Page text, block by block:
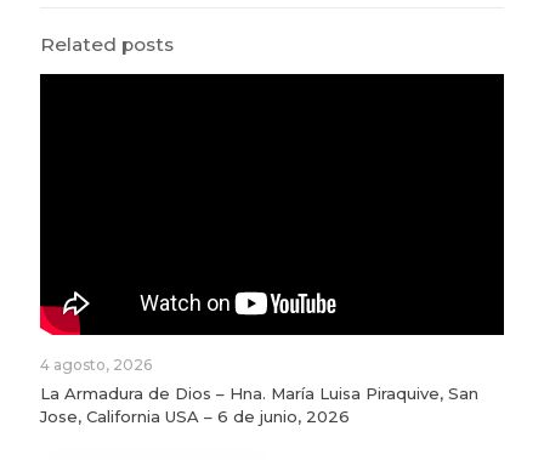
Related posts
4 agosto, 2026
La Armadura de Dios – Hna. María Luisa Piraquive, San
Jose, California USA – 6 de junio, 2026